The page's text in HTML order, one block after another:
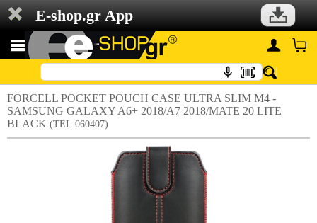
E-shop.gr App
FORCELL POCKET POUCH CASE ULTRA SLIM M4 -
SAMSUNG GALAXY A6+ 2018/A7 2018/MATE 20 LITE
BLACK (TEL.060407)